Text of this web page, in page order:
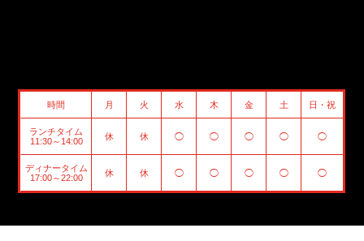
時間 月 火 水 木 金 土 日・祝
ランチタイム
11:30～14:00
休 休 ◯ ◯ ◯ ◯ ◯
ディナータイム
17:00～22:00
休 休 ◯ ◯ ◯ ◯ ◯